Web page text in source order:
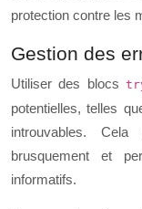
protection contre les
Gestion des
Utiliser des blocs
potentielles, telles
introuvables.
brusquement et
informatifs.